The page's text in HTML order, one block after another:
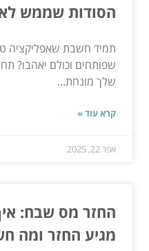
הסודות שממש
תמיד חשבת שאפליקציה
שפותחים וכולם יאהבו?
שלך מונחת...
קרא עוד »
אפר 22, 2025
החזר מס שבח:
מגיע החזר ומה